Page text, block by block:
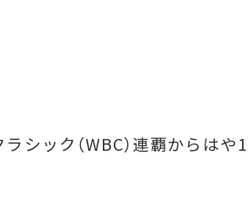
シック（WBC）連覇からはや1